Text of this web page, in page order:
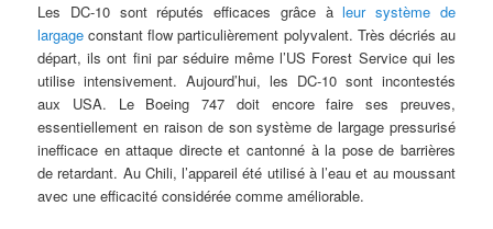
Les DC-10 sont réputés efficaces grâce àleur système de
largageconstant flow particulièrement polyvalent. Très décriés au
départ, ils ont fini par séduire même l’US Forest Service qui les
utilise intensivement. Aujourd’hui, les DC-10 sont incontestés
aux USA. Le Boeing 747 doit encore faire ses preuves,
essentiellement en raison de son système de largage pressurisé
inefficace en attaque directe et cantonné à la pose de barrières
de retardant. Au Chili, l’appareil été utilisé à l’eau et au moussant
avec une efficacité considérée comme améliorable.